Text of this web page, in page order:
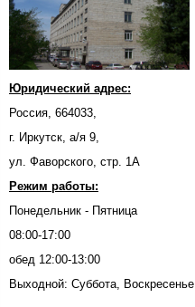
Юридический адрес:
Россия, 664033,
г. Иркутск, а/я 9,
ул. Фаворского, стр. 1А
Режим работы:
Понедельник - Пятница
08:00-17:00
обед 12:00-13:00
Выходной: Суббота, Воскресенье